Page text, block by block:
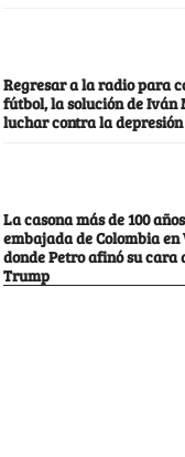
Regresar a la radio para
fútbol, la solución de Iván
luchar contra la depresión
La casona más de 100
embajada de Colombia
donde Petro afinó su cara
Trump